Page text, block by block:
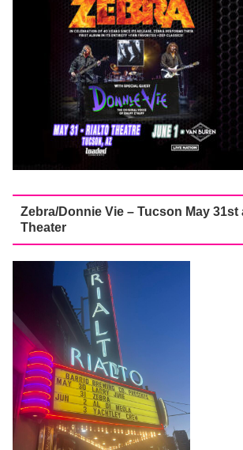
Zebra/Donnie Vie – Tucson May 31st
Theater